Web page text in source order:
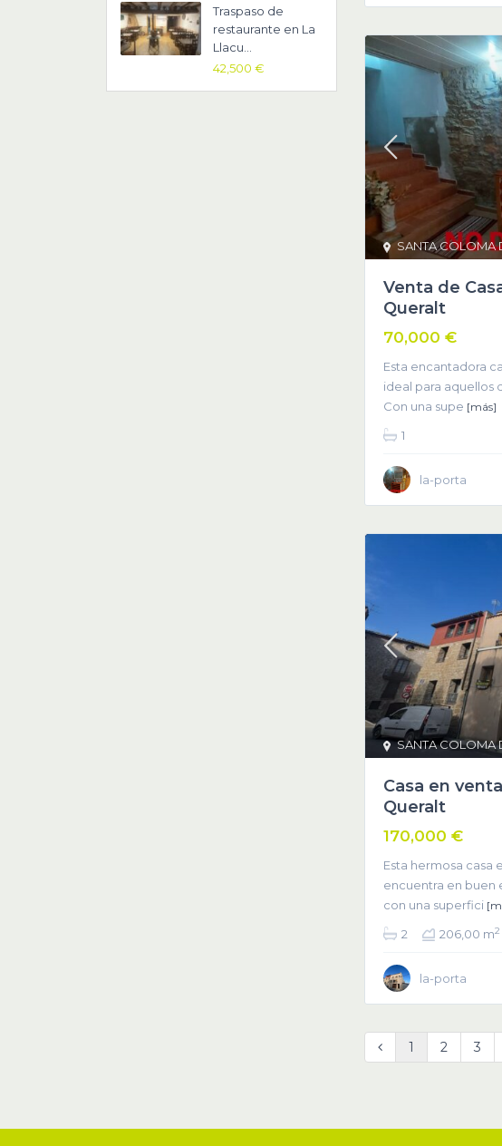
SANTA COLOMA
Venta de
Queralt
70,000 €
Esta encantadora
ideal para aquellos
Con una supe [más]
1
la-porta
SANTA COLOMA
Casa en
Queralt
170,000 €
Esta hermosa casa
encuentra en buen
con una superfici
2 206,00 m2
la-porta
1 2 3
Traspaso de
restaurante en La
Llacu...
42,500 €